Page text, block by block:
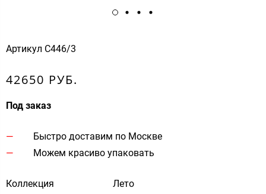
Артикул С446/3
42650 РУБ.
Под заказ
Быстро доставим по Москве
Можем красиво упаковать
Коллекция
Лето